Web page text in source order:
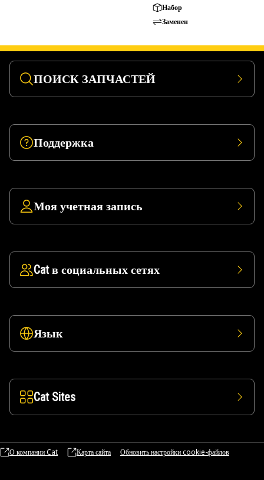
Набор
Заменен
ПОИСК ЗАПЧАСТЕЙ
Поддержка
Моя учетная запись
Cat в социальных сетях
Язык
Cat Sites
О компании Cat Карта сайта Обновить настройки cookie-файлов